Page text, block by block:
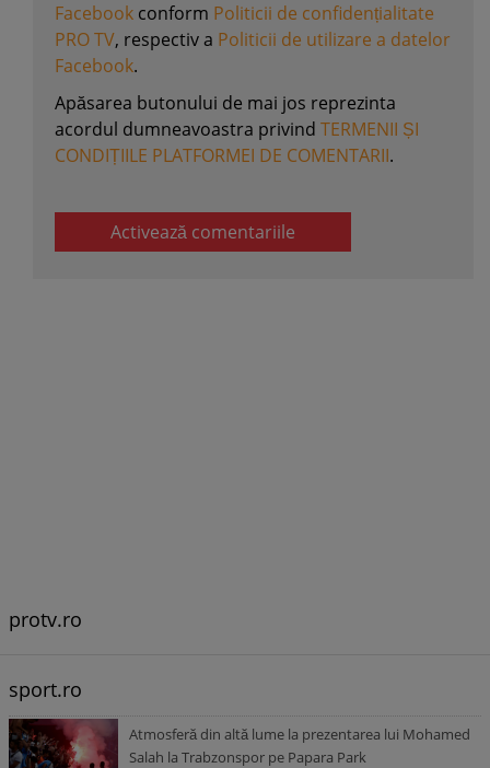
Facebook conform Politicii de confidențialitate
PRO TV, respectiv a Politicii de utilizare a datelor
Facebook.
Apăsarea butonului de mai jos reprezinta
acordul dumneavoastra privind TERMENII ȘI
CONDIȚIILE PLATFORMEI DE COMENTARII.
Activează comentariile
protv.ro
sport.ro
Atmosferă din altă lume la prezentarea lui Mohamed
Salah la Trabzonspor pe Papara Park